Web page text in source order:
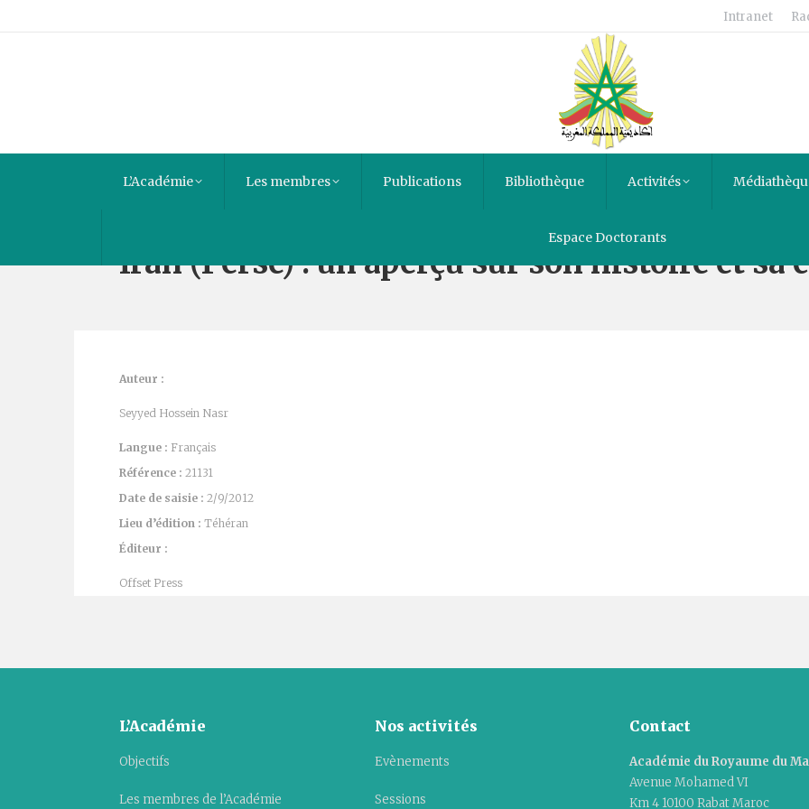
Intranet
L’Académie Les membres Publications Bibliothèque Activités
Espace Doctorants
Iran (Perse) : un aperçu sur son histoire et sa
Auteur :
Seyyed Hossein Nasr
Langue : Français
Référence : 21131
Date de saisie : 2/9/2012
Lieu d’édition : Téhéran
Éditeur :
Offset Press
L’Académie
Objectifs
Les membres de l’Académie
Nos activités
Evènements
Sessions
Contact
Académie du Royaume du
Avenue Mohamed VI
Km 4 10100 Rabat Maroc